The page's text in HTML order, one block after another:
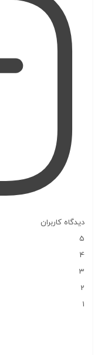
دیدگاه کاربران
5
4
3
2
1